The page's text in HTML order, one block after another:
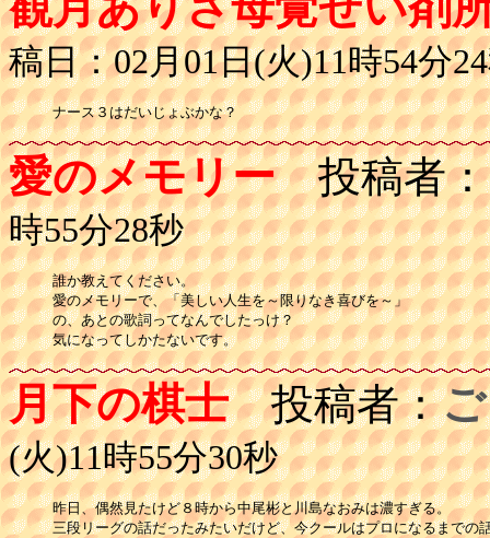
稿日：02月01日(火)11時54分
ナース３はだいじょぶかな？
愛のメモリー投稿者：
時55分28秒
誰か教えてください。
愛のメモリーで、「美しい人生を～限りなき喜びを～」
の、あとの歌詞ってなんでしたっけ？
気になってしかたないです。
月下の棋士投稿者：
(火)11時55分30秒
昨日、偶然見たけど８時から中尾彬と川島なおみは濃すぎる。
三段リーグの話だったみたいだけど、今クールはプロになるまでの